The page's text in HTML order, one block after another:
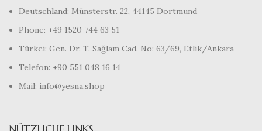
Deutschland: Münsterstr. 22, 44145 Dortmund
Phone: +49 1520 744 63 51
Türkei: Gen. Dr. T. Sağlam Cad. No: 63/69, Etlik/Ankara
Telefon: +90 551 048 16 14
Mail: info@yesna.shop